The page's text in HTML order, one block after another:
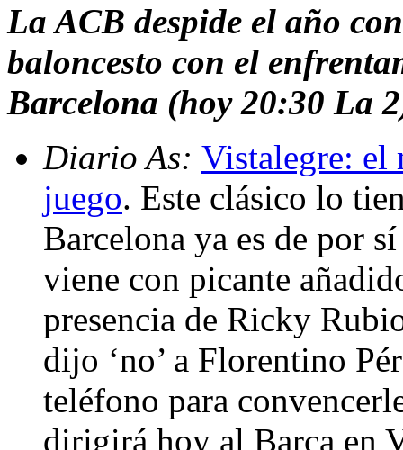
La ACB despide el año
baloncesto con el
Barcelona (hoy 20:30 La
Diario As: Vistalegre: el
juego. Este clásico lo
Barcelona ya es de por
viene con picante
presencia de Ricky
dijo ‘no’ a Florentino
teléfono para
dirigirá hoy al Barça en